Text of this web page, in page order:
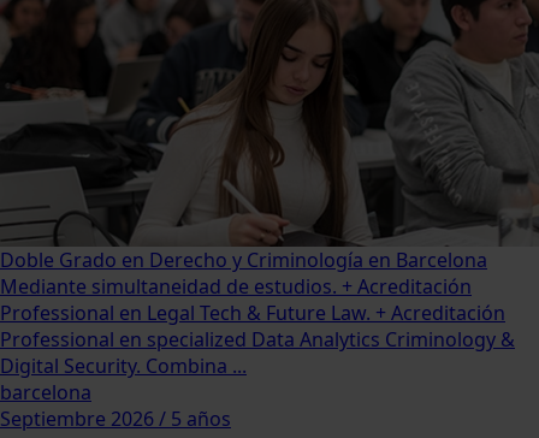
Doble Grado en Derecho y Criminología en Barcelona
Mediante simultaneidad de estudios. + Acreditación
Professional en Legal Tech & Future Law. + Acreditación
Professional en specialized Data Analytics Criminology &
Digital Security. Combina ...
barcelona
Septiembre 2026 / 5 años